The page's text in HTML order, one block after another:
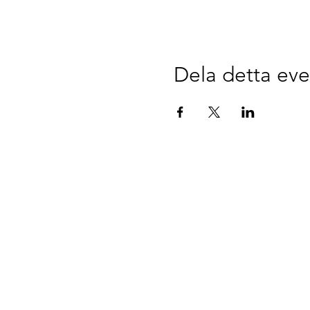
Dela detta